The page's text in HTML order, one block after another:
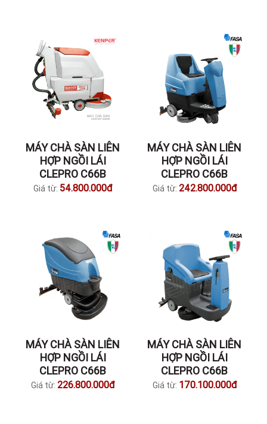
MÁY CHÀ SÀN LIÊN
HỢP NGỒI LÁI
CLEPRO C66B
Giá từ: 54.800.000đ
MÁY CHÀ SÀN LIÊN
HỢP NGỒI LÁI
CLEPRO C66B
Giá từ: 242.800.000đ
MÁY CHÀ SÀN LIÊN
HỢP NGỒI LÁI
CLEPRO C66B
Giá từ: 226.800.000đ
MÁY CHÀ SÀN LIÊN
HỢP NGỒI LÁI
CLEPRO C66B
Giá từ: 170.100.000đ